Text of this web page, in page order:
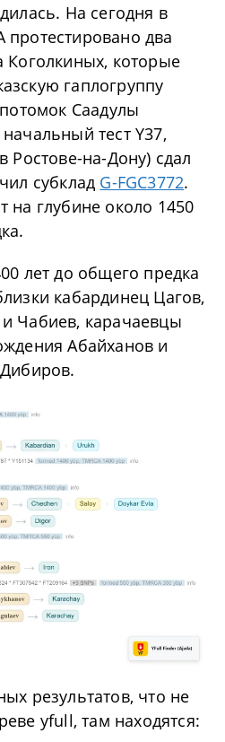
На сегодня в
протестировано два
Коголкиных, которые
гаплогруппу
Саадулы
тест Y37,
Ростове-на-Дону) сдал
субклад G-FGC3772.
на глубине около 1450
лет до общего предка
кабардинец Цагов,
Чабиев, карачаевцы
Абайханов и
результатов, что не
yfull, там находятся: